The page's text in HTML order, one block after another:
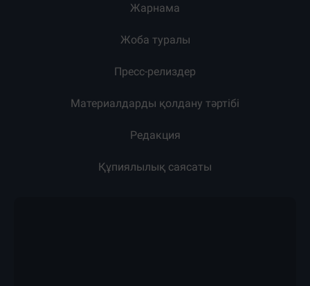
Жарнама
Жоба туралы
Пресс-релиздер
Материалдарды қолдану тәртібі
Редакция
Құпиялылық саясаты